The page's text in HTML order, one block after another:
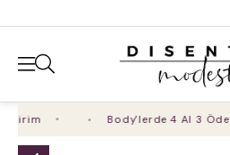
Body'lerde 4 Al 3 Öde